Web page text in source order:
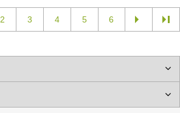
2 3 4 5 6